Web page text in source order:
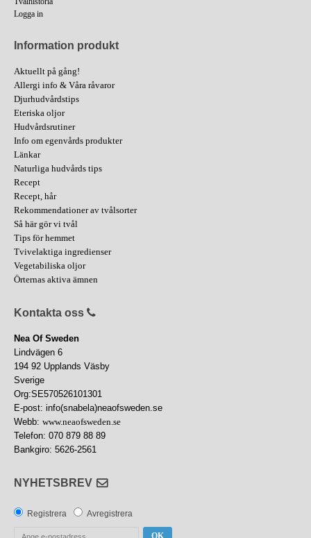
Logga in
Information produkt
Aktuellt på gång!
Allergi info & Våra råvaror
Djurhudvårdstips
Eteriska oljor
Hudvårdsrutiner
Info om egenvårds produkter
Länkar
Naturliga hudvårds tips
Recept
Recept, hår
Rekommendationer av tvålsorter
Så här gör vi tvål
Tips för hemmet
Tvivelaktiga ingredienser
Vegetabiliska oljor
Örternas aktiva ämnen
Kontakta oss
Nea Of Sweden
Lindvägen 6
194 92 Upplands Väsby
Sverige
Org:SE570526101301
E-post: info(snabela)neaofsweden.se
Webb: www.neaofsweden.se
Telefon: 070 879 88 89
Bankgiro: 5626-2561
NYHETSBREV
Registrera Avregistrera
OK